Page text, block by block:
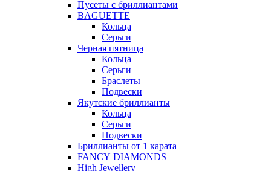
Пусеты с бриллиантами
BAGUETTE
Кольца
Серьги
Черная пятница
Кольца
Серьги
Браслеты
Подвески
Якутские бриллианты
Кольца
Серьги
Подвески
Бриллианты от 1 карата
FANCY DIAMONDS
High Jewellery